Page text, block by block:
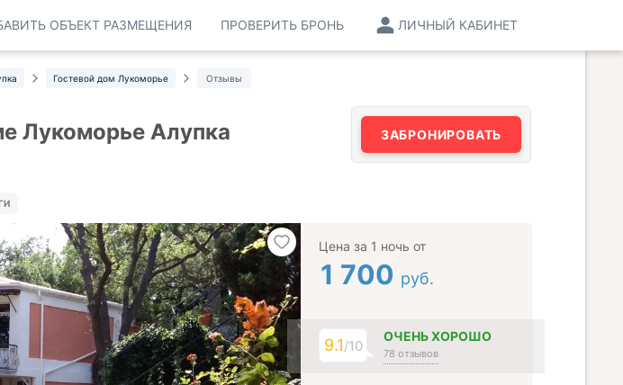
ЛИЧНЫЙ КАБИНЕТ
ПРОВЕРИТЬ БРОНЬ
ОБЪЕКТ РАЗМЕЩЕНИЯ
Гостевой дом Лукоморье Отзывы
Лукоморье Алупка ЗАБРОНИРОВАТЬ
Цена за 1 ночь от
1 700 руб.
9.1/10
ОЧЕНЬ ХОРОШО
78 отзывов